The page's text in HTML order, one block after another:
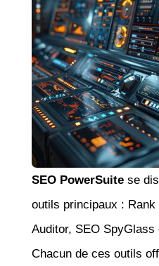
SEO PowerSuitese
outils principaux : Rank
Auditor, SEO
Chacun de ces outils